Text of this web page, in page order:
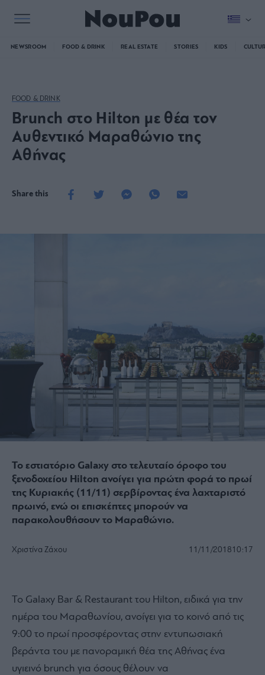
NEWSROOM FOOD & DRINK REAL ESTATE STORIES KIDS
FOOD & DRINK
Brunch στο Hilton με θέα τον
Αυθεντικό Μαραθώνιο της
Αθήνας
Share this
Το εστιατόριο Galaxy στο τελευταίο όροφο του
ξενοδοχείου Hilton ανοίγει για πρώτη φορά το πρωί
της Κυριακής (11/11) σερβίροντας ένα λαχταριστό
πρωινό, ενώ οι επισκέπτες μπορούν να
παρακολουθήσουν το Μαραθώνιο.
Χριστίνα Ζάχου 11/11/201810:17
Το Galaxy Bar & Restaurant του Hilton, ειδικά για την
ημέρα του Μαραθωνίου, ανοίγει για το κοινό από τις
9:00 το πρωί προσφέροντας στην εντυπωσιακή
βεράντα του με πανοραμική θέα της Αθήνας ένα
υγιεινό brunch για όσους θέλουν να